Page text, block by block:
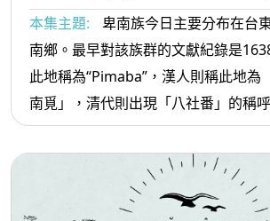
本集主題:
卑南族今日主要分布在台
南鄉。最早對該族群的文獻紀錄是
此地稱為“Pimaba”，漢人則稱此地為
南覓」，清代則出現「八社番」的稱